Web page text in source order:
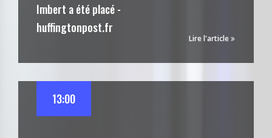
Imbert a été placé -
huffingtonpost.fr
Lire l'article
13:00